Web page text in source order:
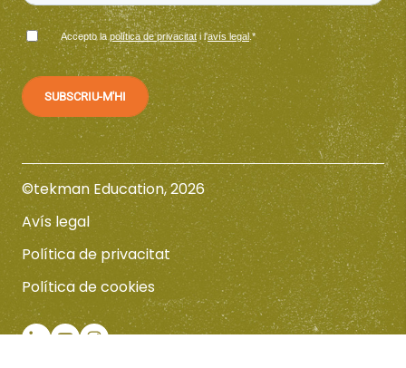
Accepto lapolítica de privacitati l'avís legal.*
©tekman Education, 2026
Avís legal
Política de privacitat
Política de cookies